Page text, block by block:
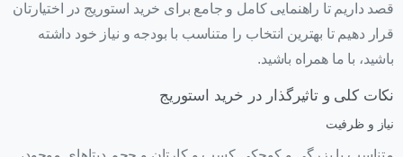
قصد داریم تا راهنمایی کامل و جامع برای خرید استوریج در اختیارتان
قرار دهیم تا بهترین انتخاب را متناسب با بودجه و نیاز خود داشته
باشید، با ما همراه باشید.
نکات کلی و تاثیرگذار در خرید استوریج
نیاز و ظرفیت